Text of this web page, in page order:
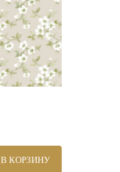
В КОРЗИНУ